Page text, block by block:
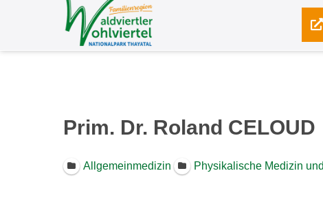
Prim. Dr. Roland CELOUD
Allgemeinmedizin Physikalische Medizin